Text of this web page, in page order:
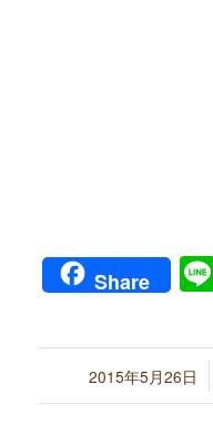
Share
2015年5月26日
/